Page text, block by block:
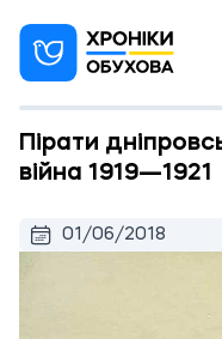
Пірати
війна 1919—1921
01/06/2018